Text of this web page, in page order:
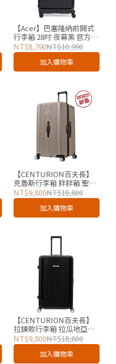
【Acer】巴塞隆納前開式
行李箱 28吋 夜幕黑 官方授
權
NT$8,790NT$10,990
加入購物車
【CENTURION百夫長】
克魯斯行李箱 胖胖箱 聖海
蓮娜消光藕 29吋 總代理
NT$9,800NT$18,800
加入購物車
【CENTURION百夫長】
拉鍊款行李箱 拉瓜地亞黑
29吋 總代理
NT$9,800NT$18,800
加入購物車